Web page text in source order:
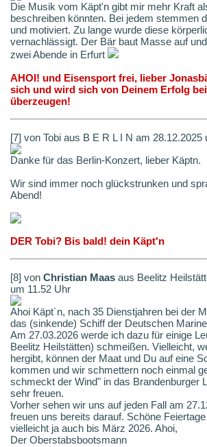
Die Musik vom Käpt'n gibt mir mehr Kraft
beschreiben könnten. Bei jedem stemmen
und motiviert. Zu lange wurde diese
vernachlässigt. Der Bär baut Masse auf
zwei Abende in Erfurt
AHOI! und Eisensport frei, lieber
sich und wird sich von Deinem Erfolg
überzeugen!
[7] von Tobi aus B E R L I N am 28.12.2025
Danke für das Berlin-Konzert, lieber Käptn.
Wir sind immer noch glückstrunken und
Abend!
DER Tobi? Bis bald! dein Käpt'n
[8] von Christian Maas aus Beelitz
um 11.52 Uhr
Ahoi Käpt´n, nach 35 Dienstjahren bei der
das (sinkende) Schiff der Deutschen
Am 27.03.2026 werde ich dazu für einige
Beelitz Heilstätten) schmeißen. Vielleicht,
hergibt, können der Maat und Du auf eine
kommen und wir schmettern noch einmal
schmeckt der Wind" in das Brandenburger
sehr freuen.
Vorher sehen wir uns auf jeden Fall am
freuen uns bereits darauf. Schöne
vielleicht ja auch bis März 2026. Ahoi,
Der Oberstabsbootsmann